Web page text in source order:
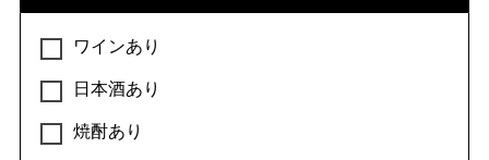
ワインあり
日本酒あり
焼酎あり